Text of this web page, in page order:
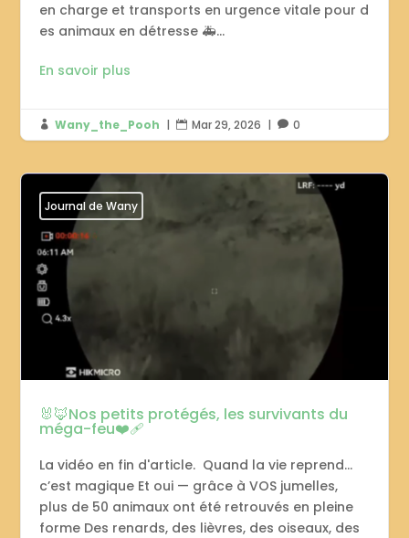
en charge et transports en urgence vitale pour d
es animaux en détresse 🚑...
En savoir plus
 Wany_the_Pooh |  Mar 29, 2026 |  0
Journal de Wany
🐰🦊Nos petits protégés, les survivants du
méga-feu❤️‍🩹
La vidéo en fin d'article. Quand la vie reprend…
c’est magique Et oui — grâce à VOS jumelles,
plus de 50 animaux ont été retrouvés en pleine
forme Des renards, des lièvres, des oiseaux, des